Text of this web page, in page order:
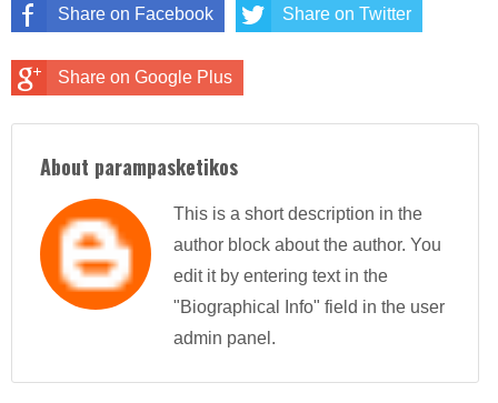
Share on Facebook Share on Twitter
Share on Google Plus
About parampasketikos
This is a short description in the
author block about the author. You
edit it by entering text in the
"Biographical Info" field in the user
admin panel.